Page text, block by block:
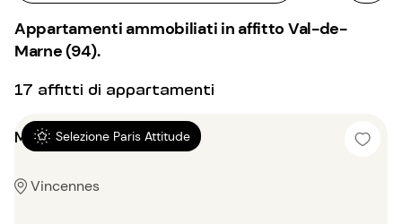
Appartamenti ammobiliati in affitto Val-de-
Marne (94).
17 affitti di appartamenti
Selezione Paris Attitude
Monolocale 25m²
Vincennes